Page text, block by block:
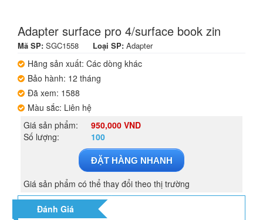
Adapter surface pro 4/surface book zin
Mã SP: SGC1558 Loại SP: Adapter
Hãng sản xuất: Các dòng khác
Bảo hành: 12 tháng
Đã xem: 1588
Màu sắc: Liên hệ
Giá sản phẩm:
950,000 VND
Số lượng:
100
ĐẶT HÀNG NHANH
Giá sản phẩm có thể thay đổi theo thị trường
Đánh Giá